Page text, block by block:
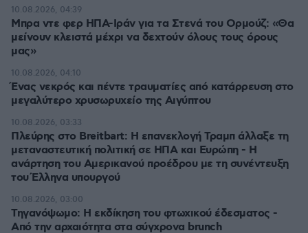
Μπρα ντε φερ ΗΠΑ-Ιράν για τα Στενά του Ορμούζ: «Θα
μείνουν κλειστά μέχρι να δεχτούν όλους τους όρους
μας»
10.08.2026, 04:39
Ένας νεκρός και πέντε τραυματίες από κατάρρευση στο
μεγαλύτερο χρυσωρυχείο της Αιγύπτου
10.08.2026, 04:10
Πλεύρης στο Breitbart: Η επανεκλογή Τραμπ άλλαξε τη
μεταναστευτική πολιτική σε ΗΠΑ και Ευρώπη - Η
ανάρτηση του Αμερικανού προέδρου με τη συνέντευξη
του Έλληνα υπουργού
10.08.2026, 03:33
Τηγανόψωμο: Η εκδίκηση του φτωχικού έδεσματος -
Από την αρχαιότητα στα σύγχρονα brunch
10.08.2026, 03:00